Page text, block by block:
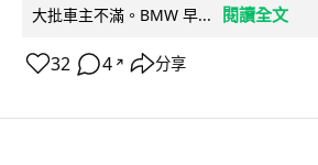
大批車主不滿。BMW 早...
閱讀全文
32 4 ↗ 分享